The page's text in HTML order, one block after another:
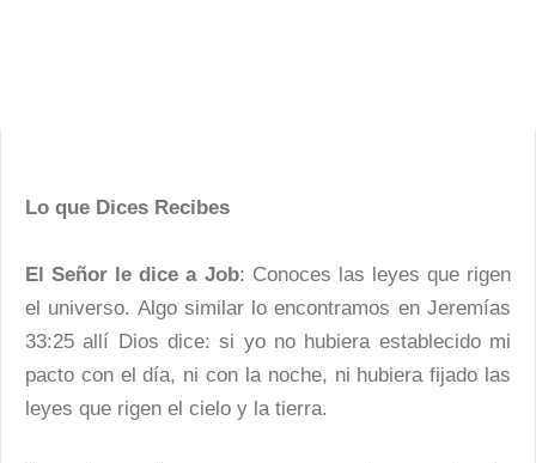
Lo que Dices Recibes
El Señor le dice a Job: Conoces las leyes que rigen
el universo. Algo similar lo encontramos en Jeremías
33:25 allí Dios dice: si yo no hubiera establecido mi
pacto con el día, ni con la noche, ni hubiera fijado las
leyes que rigen el cielo y la tierra.